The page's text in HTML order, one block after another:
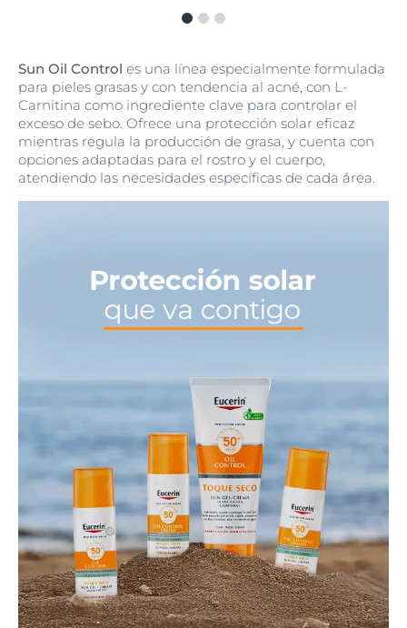
Sun Oil Control es una línea especialmente formulada
para pieles grasas y con tendencia al acné, con L-
Carnitina como ingrediente clave para controlar el
exceso de sebo. Ofrece una protección solar eficaz
mientras regula la producción de grasa, y cuenta con
opciones adaptadas para el rostro y el cuerpo,
atendiendo las necesidades específicas de cada área.